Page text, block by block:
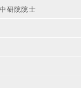
研院院士